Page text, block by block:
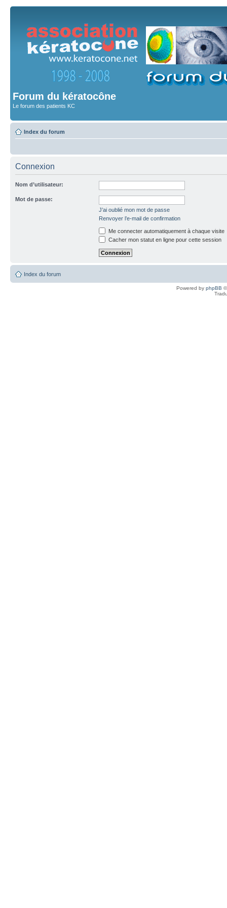
Forum du kératocône
Le forum des patients KC
Index du forum
Connexion
Nom d’utilisateur:
Mot de passe:
J’ai oublié mon mot de passe
Renvoyer l’e-mail de confirmation
Me connecter automatiquement à chaque visite
Cacher mon statut en ligne pour cette session
Index du forum
Powered by phpBB